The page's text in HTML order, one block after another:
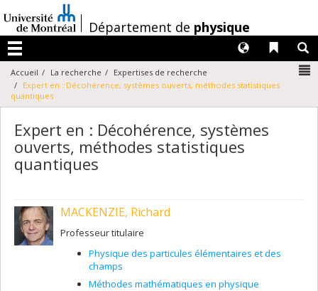
au
contenu
/Département de physique
Menu
Liens
Langues
Accueil La recherche
Expertises de recherche
Expert en : Décohérence, systèmes ouverts, méthodes statistiques
quantiques
Expert en : Décohérence, systèmes
ouverts, méthodes statistiques
quantiques
MACKENZIE, Richard
Professeur titulaire
Physique des particules élémentaires et des
champs
Méthodes mathématiques en physique